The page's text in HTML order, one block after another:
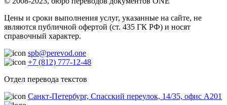
Цены и сроки выполнения услуг, указанные на сайте, не
являются публичной офертой (ст. 435 ГК РФ) и носят
справочный характер.
spb@perevod.one
+7 (812) 777-12-48
Отдел перевода текстов
Санкт-Петербург, Спасский переулок, 14/35, офис А201